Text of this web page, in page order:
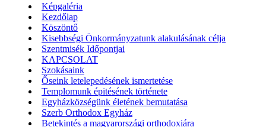
Képgaléria
Kezdőlap
Köszöntő
Kisebbségi Önkormányzatunk alakulásának célja
Szentmisék Időpontjai
KAPCSOLAT
Szokásaink
Őseink letelepedésének ismertetése
Templomunk épitésének története
Egyházközségünk életének bemutatása
Szerb Orthodox Egyház
Betekintés a magyarországi orthodoxiára